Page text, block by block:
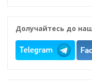
Долучайтесь до